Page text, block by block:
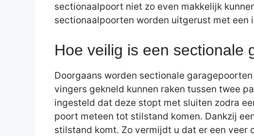
sectionaalpoort niet zo even makkelijk
sectionaalpoorten worden uitgerust met een
Hoe veilig is een sectionale
Doorgaans worden sectionale
vingers gekneld kunnen raken tussen twee
ingesteld dat deze stopt met sluiten zodra
poort meteen tot stilstand komen. Dankzij
stilstand komt. Zo vermijdt u dat er een veer